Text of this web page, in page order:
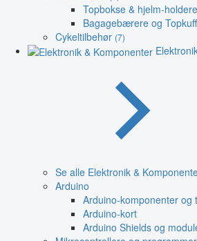
Topbokse & hjelm-holdere
Bagagebærere og
Cykeltilbehør (7)
Se alle Elektronik &
Arduino
Arduino-komponenter og
Arduino-kort
Arduino Shields og